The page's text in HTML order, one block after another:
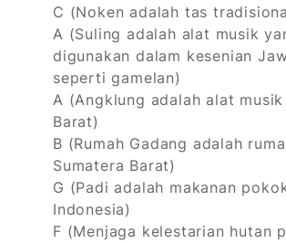
C (Noken adalah tas
A (Suling adalah alat musik
digunakan dalam kesenian
seperti gamelan)
A (Angklung adalah alat
Barat)
B (Rumah Gadang adalah
Sumatera Barat)
G (Padi adalah makanan
Indonesia)
F (Menjaga kelestarian hutan